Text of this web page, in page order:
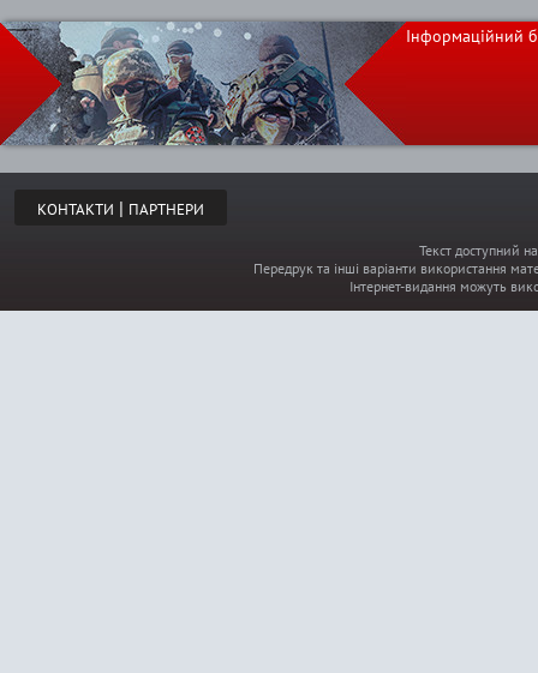
р
а
н
Інформаційний
КОНТАКТИ | ПАРТНЕРИ
Текст доступний
Передрук та інші варіанти використання
Інтернет-видання можуть